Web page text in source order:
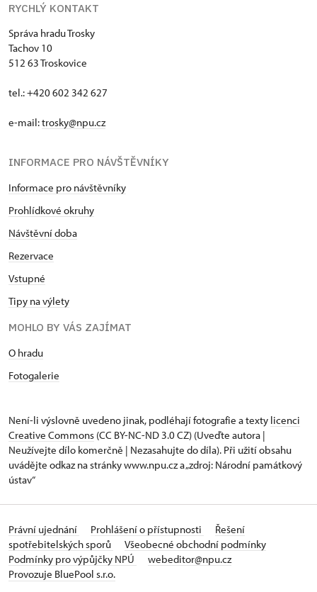
RYCHLÝ KONTAKT
Správa hradu Trosky
Tachov 10
512 63 Troskovice
tel.: +420 602 342 627
e-mail:trosky@npu.cz
INFORMACE PRO NÁVŠTĚVNÍKY
Informace pro návštěvníky
Prohlídkové okruhy
Návštěvní doba
Rezervace
Vstupné
Tipy na výlety
MOHLO BY VÁS ZAJÍMAT
O hradu
Fotogalerie
Není-li výslovně uvedeno jinak, podléhají fotografie a texty licenci
Creative Commons (CC BY-NC-ND 3.0 CZ) (Uveďte autora |
Neužívejte dílo komerčně | Nezasahujte do díla). Při užití obsahu
uvádějte odkaz na stránky www.npu.cz a „zdroj: Národní památkový
ústav“
Právní ujednání Prohlášení o přístupnosti
Řešení
spotřebitelských sporů
Všeobecné obchodní podmínky
Podmínky pro výpůjčky NPÚ
webeditor@npu.cz
Provozuje BluePool s.r.o.